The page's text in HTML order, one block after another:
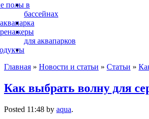
полы в
бассейнах
для аквапарков
Главная » Новости и статьи » Статьи »
Как выбрать волну для
Posted 11:48 by aqua.